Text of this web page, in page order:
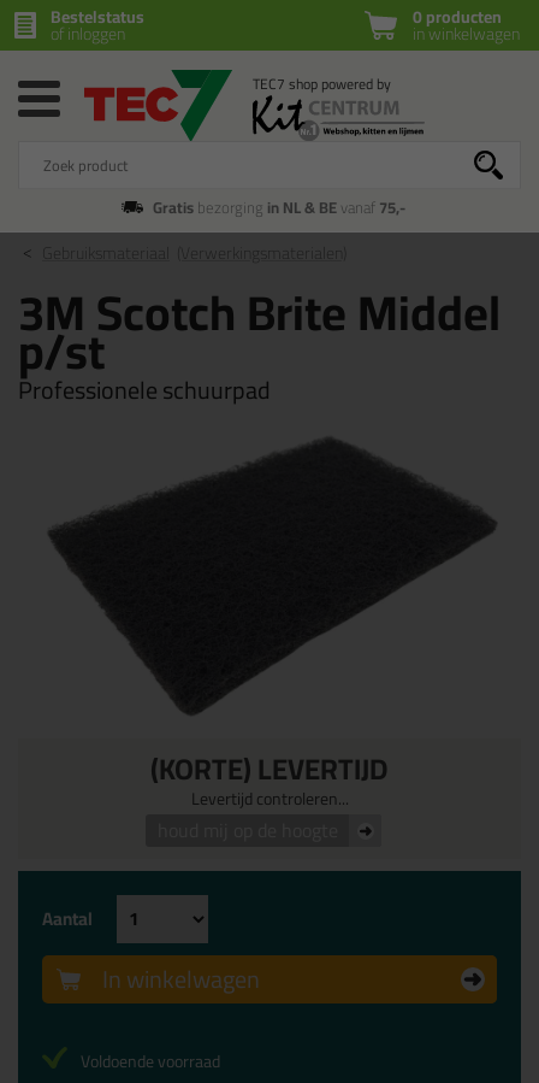
0 producten
in winkelwagen
Bestelstatus
of inloggen
Gratisbezorging in NL & BEvanaf75,-
(Verwerkingsmaterialen)
3M Scotch Brite Middel
p/st
Professionele schuurpad
(KORTE) LEVERTIJD
Levertijd controleren...
Aantal
In winkelwagen
Voldoende voorraad